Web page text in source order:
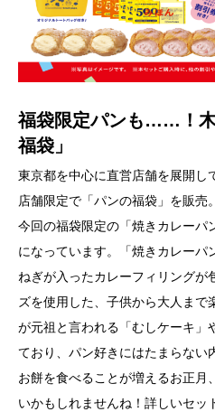
福袋限定パンも……！
福袋」
東京都を中心に直営店舗を展開し
店舗限定で「パンの福袋」を販売
今回の福袋限定の「焼きカレーパ
になっています。「焼きカレーパ
ねぎが入ったカレーフィリングが
ズを使用した、子供から大人まで
が元祖と言われる「むしケーキ」
ており、パン好きにはたまらない
お餅を食べることが増えるお正月
いかもしれませんね！詳しいセッ